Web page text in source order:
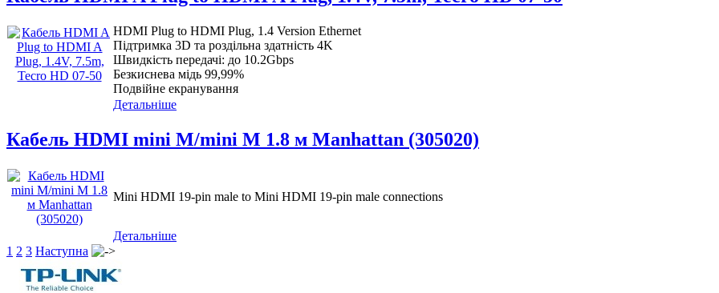
HDMI Plug to HDMI Plug, 1.4 Version Ethernet
Підтримка 3D та роздільна здатність 4K
Швидкість передачі: до 10.2Gbps
Безкиснева мідь 99,99%
Подвійне екранування
Детальніше
Кабель HDMI mini M/mini M 1.8 м Manhattan (305020)
Mini HDMI 19-pin male to Mini HDMI 19-pin male connections
Детальніше
1 2 3 Наступна